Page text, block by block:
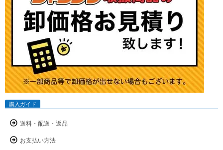
購入ガイド
送料・配送・返品
お支払い方法